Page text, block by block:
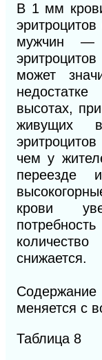
В 1 мм
эритроцитов
мужчин —
может
высотах,
живущих в
чем у
переезде
крови
снижается.
меняется с
Таблица 8